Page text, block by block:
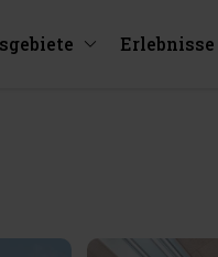
Erlebnisse